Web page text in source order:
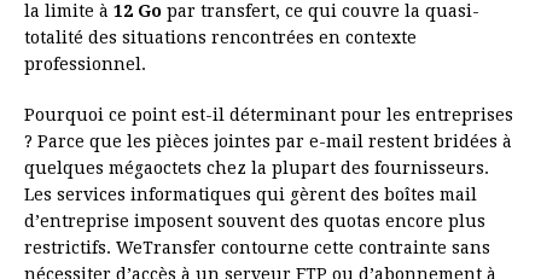
la limite à 12 Go par transfert, ce qui couvre la quasi-
totalité des situations rencontrées en contexte
professionnel.
Pourquoi ce point est-il déterminant pour les entreprises
? Parce que les pièces jointes par e-mail restent bridées à
quelques mégaoctets chez la plupart des fournisseurs.
Les services informatiques qui gèrent des boîtes mail
d’entreprise imposent souvent des quotas encore plus
restrictifs. WeTransfer contourne cette contrainte sans
nécessiter d’accès à un serveur FTP ou d’abonnement à